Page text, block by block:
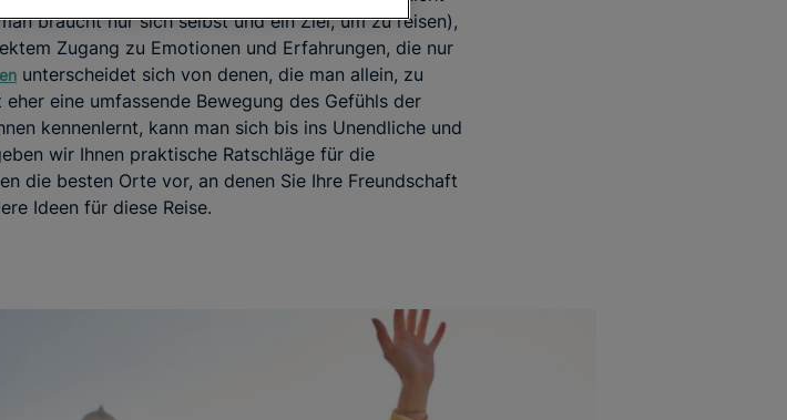
braucht nur sich selbst und ein Ziel, um zu reisen),
Zugang zu Emotionen und Erfahrungen, die nur
unterscheidet sich von denen, die man allein, zu
eine umfassende Bewegung des Gefühls der
kennenlernt, kann man sich bis ins Unendliche und
wir Ihnen praktische Ratschläge für die
die besten Orte vor, an denen Sie Ihre Freundschaft
Ideen für diese Reise.